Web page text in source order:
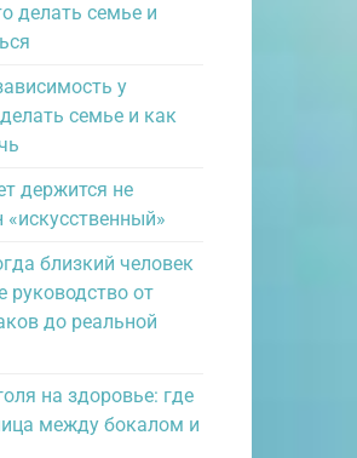
делать семье и
у
семье и как
держится не
«искусственный»
близкий человек
руководство от
до реальной
на здоровье: где
между бокалом и